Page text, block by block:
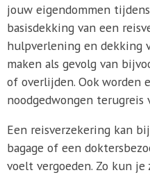
jouw eigendommen
basisdekking van een
hulpverlening en dekking
maken als gevolg van
of overlijden. Ook worden
noodgedwongen terugreis
Een reisverzekering kan
bagage of een
voelt vergoeden. Zo kun